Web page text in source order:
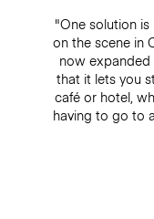
"One solution
on the scene in
now expanded
that it lets you
café or hotel,
having to go to